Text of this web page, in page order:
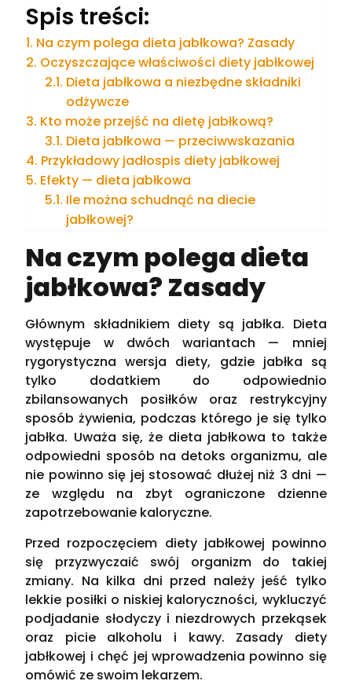
Spis treści:
Na czym polega dieta jabłkowa? Zasady
Oczyszczające właściwości diety jabłkowej
Dieta jabłkowa a niezbędne składniki
odżywcze
Kto może przejść na dietę jabłkową?
Dieta jabłkowa — przeciwwskazania
Przykładowy jadłospis diety jabłkowej
Efekty — dieta jabłkowa
Ile można schudnąć na diecie
jabłkowej?
Na czym polega dieta
jabłkowa? Zasady
Głównym składnikiem diety są jabłka. Dieta
występuje w dwóch wariantach — mniej
rygorystyczna wersja diety, gdzie jabłka są
tylko dodatkiem do odpowiednio
zbilansowanych posiłków oraz restrykcyjny
sposób żywienia, podczas którego je się tylko
jabłka. Uważa się, że dieta jabłkowa to także
odpowiedni sposób na detoks organizmu, ale
nie powinno się jej stosować dłużej niż 3 dni —
ze względu na zbyt ograniczone dzienne
zapotrzebowanie kaloryczne.
Przed rozpoczęciem diety jabłkowej powinno
się przyzwyczaić swój organizm do takiej
zmiany. Na kilka dni przed należy jeść tylko
lekkie posiłki o niskiej kaloryczności, wykluczyć
podjadanie słodyczy i niezdrowych przekąsek
oraz picie alkoholu i kawy. Zasady diety
jabłkowej i chęć jej wprowadzenia powinno się
omówić ze swoim lekarzem.